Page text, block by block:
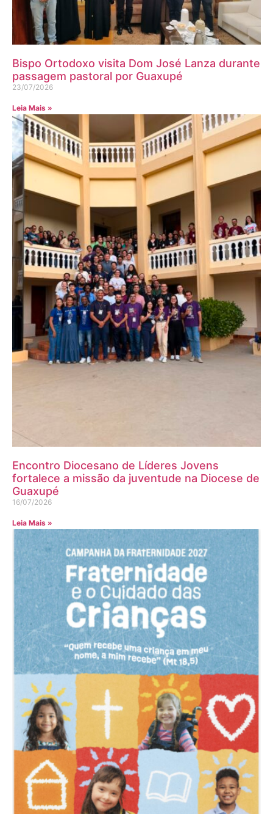
Bispo Ortodoxo visita Dom José Lanza durante
passagem pastoral por Guaxupé
23/07/2026
Leia Mais »
Encontro Diocesano de Líderes Jovens
fortalece a missão da juventude na Diocese de
Guaxupé
16/07/2026
Leia Mais »